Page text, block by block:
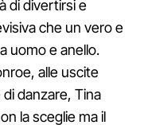
di divertirsi e
che un vero e
uomo e anello.
alle uscite
danzare, Tina
la sceglie ma il